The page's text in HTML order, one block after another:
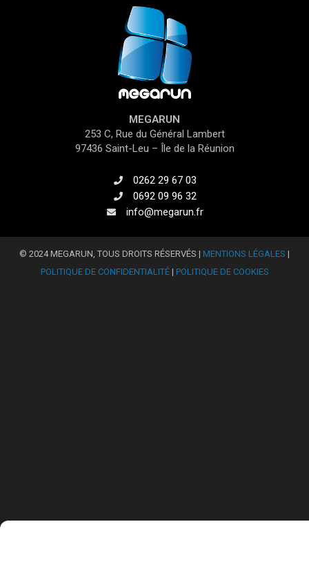
MEGARUN
253 C, Rue du Général Lambert
97436 Saint-Leu – Île de la Réunion
0262 29 67 03
0692 09 96 32
info@megarun.fr
© 2024 MEGARUN, TOUS DROITS RÉSERVÉS | MENTIONS LÉGALES |
POLITIQUE DE CONFIDENTIALITÉ| POLITIQUE DE COOKIES